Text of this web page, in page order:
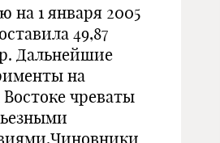
на 1 января 2005
49,87
Дальнейшие
на
чреваты